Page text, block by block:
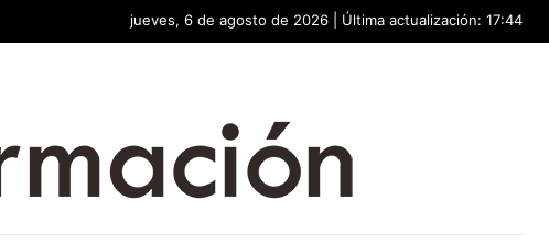
jueves, 6 de agosto de 2026 | Última actualización: 17:44